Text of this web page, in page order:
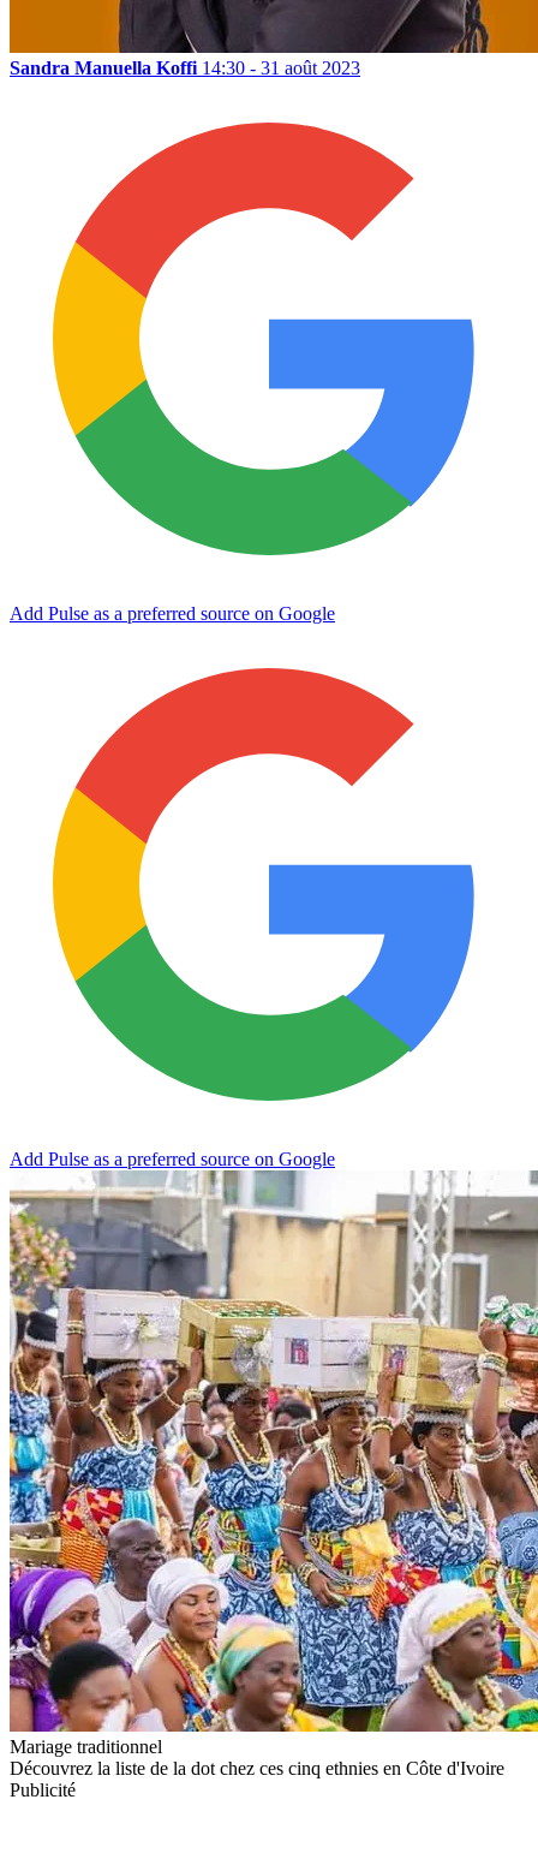
Sandra Manuella Koffi 14:30 - 31 août 2023
Add Pulse as a preferred source on Google
Add Pulse as a preferred source on Google
Mariage traditionnel
Découvrez la liste de la dot chez ces cinq ethnies en Côte d'Ivoire
Publicité